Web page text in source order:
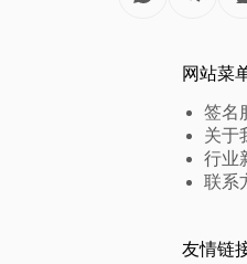
网站菜
签名
关于
行业
联系
友情链